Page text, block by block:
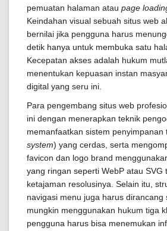
pemuatan halaman atau page
Keindahan visual sebuah situs web
bernilai jika pengguna harus
detik hanya untuk membuka satu
Kecepatan akses adalah hukum
menentukan kepuasan instan
digital yang seru ini.
Para pengembang situs web
ini dengan menerapkan teknik
memanfaatkan sistem penyimpanan
system) yang cerdas, serta
favicon dan logo brand
yang ringan seperti WebP atau SVG
ketajaman resolusinya. Selain itu,
navigasi menu juga harus dirancang
mungkin menggunakan hukum tiga
pengguna harus bisa menemukan